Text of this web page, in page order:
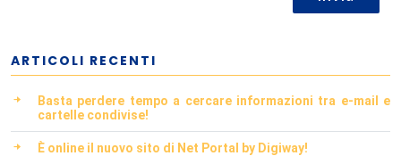
ARTICOLI RECENTI
Basta perdere tempo a cercare informazioni tra e-mail e
cartelle condivise!
È online il nuovo sito di Net Portal by Digiway!